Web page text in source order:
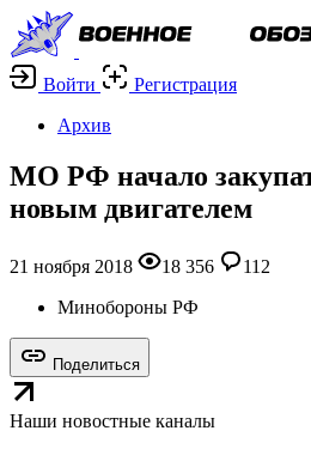
Войти
Регистрация
Архив
МО РФ начало
новым двигателем
21 ноября 2018 18 356
112
Минобороны РФ
Поделиться
Наши новостные каналы